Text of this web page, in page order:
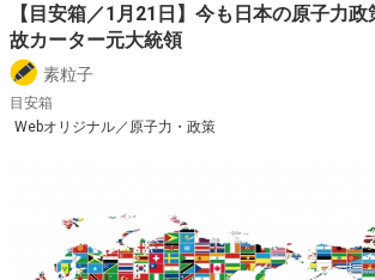
【目安箱／1月21日】今も日本の原子力
故カーター元大統領
素粒子
目安箱
Webオリジナル／原子力・政策